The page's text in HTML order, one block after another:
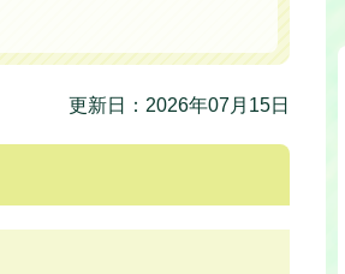
更新日：2026年07月15日